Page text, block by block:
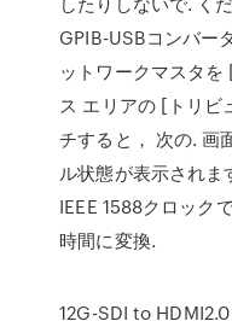
GPIB-USBコンバー
ットワークマスタ
ス エリアの [トリビ
チすると， 次の. 画
ル状態が表示されま
IEEE 1588クロック
時間に変換.
12G-SDI to